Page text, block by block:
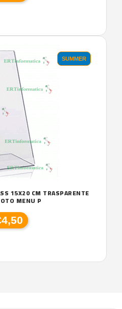
SUMMER
15X20 CM TRASPARENTE
MENU P